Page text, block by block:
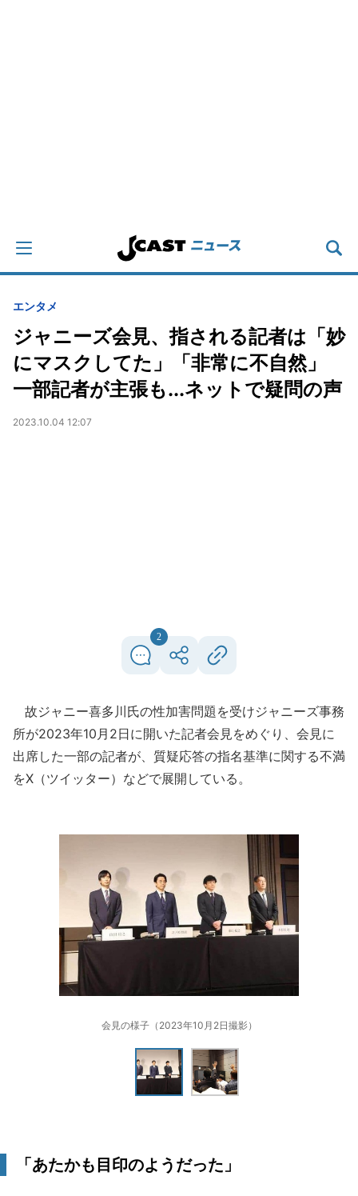
エンタメ
ジャニーズ会見、指される記者は「妙
にマスクしてた」「非常に不自然」
一部記者が主張も...ネットで疑問の声
2023.10.04 12:07
2
故ジャニー喜多川氏の性加害問題を受けジャニーズ事務
所が2023年10月2日に開いた記者会見をめぐり、会見に
出席した一部の記者が、質疑応答の指名基準に関する不満
をX（ツイッター）などで展開している。
会見の様子（2023年10月2日撮影）
「あたかも目印のようだった」